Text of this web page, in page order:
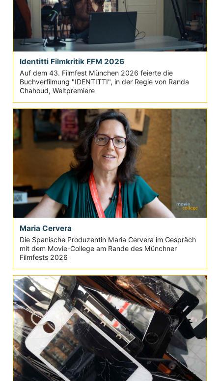
Identitti Filmkritik FFM 2026
Auf dem 43. Filmfest München 2026 feierte die
Buchverfilmung "IDENTITTI", in der Regie von Randa
Chahoud, Weltpremiere
Maria Cervera
Die Spanische Produzentin Maria Cervera im Gespräch
mit dem Movie-College am Rande des Münchner
Filmfests 2026